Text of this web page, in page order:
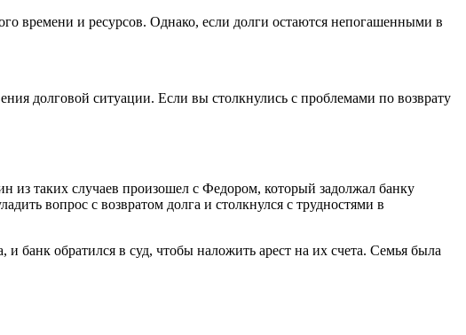
времени и ресурсов. Однако, если долги остаются непогашенными в
долговой ситуации. Если вы столкнулись с проблемами по возврату
из таких случаев произошел с Федором, который задолжал банку
вопрос с возвратом долга и столкнулся с трудностями в
обратился в суд, чтобы наложить арест на их счета. Семья была